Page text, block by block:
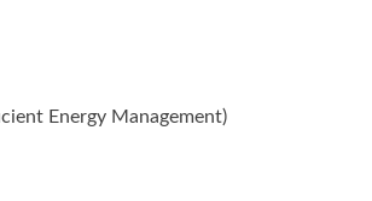
Energy Management)